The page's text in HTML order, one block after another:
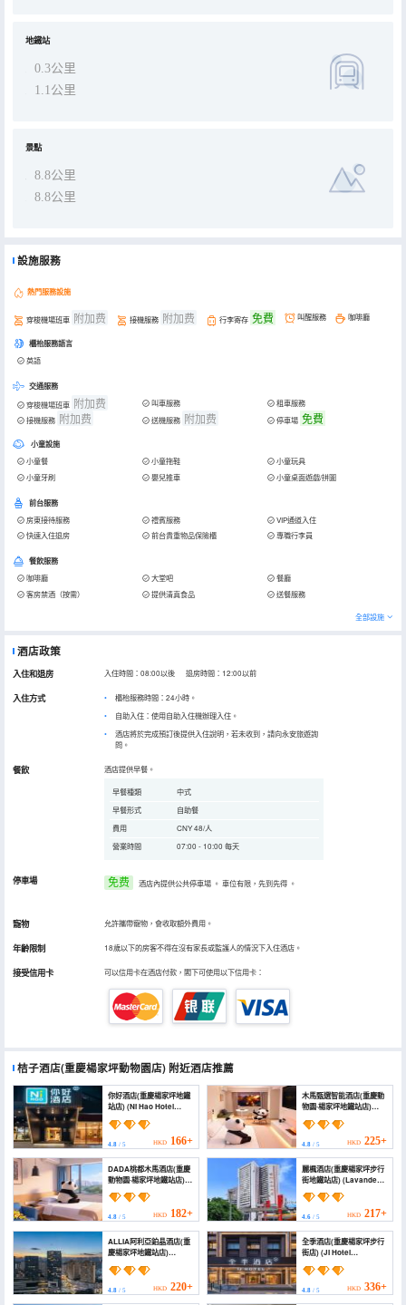
地鐵站
0.3公里
1.1公里
景點
8.8公里
8.8公里
設施服務
熱門服務設施
穿梭機場班車 附加费 接機服務 附加费 行李寄存 免費 叫醒服務 咖啡廳
櫃枱服務語言
英語
交通服務
穿梭機場班車 附加费 叫車服務
租車服務
接機服務 附加费 送機服務 附加费 停車場 免費
小童設施
小童餐 小童拖鞋
小童玩具
小童牙刷
嬰兒推車 小童桌面遊戲/拼圖
前台服務
房東接待服務 禮賓服務
VIP通道入住
快速入住退房
前台貴重物品保險櫃 專職行李員
餐飲服務
咖啡廳 大堂吧
餐廳
客房禁酒（按需）
提供清真食品 送餐服務
全部設施
酒店政策
入住和退房 入住時間：08:00以後 退房時間：12:00以前
入住方式
櫃枱服務時間：24小時。
自助入住：使用自助入住機辦理入住。
酒店將於完成預訂後提供入住說明，若未收到，請向永安旅遊詢
問。
餐飲 酒店提供早餐。
早餐種類
中式
早餐形式
自助餐
費用
CNY 48/人
營業時間
07:00 - 10:00 每天
停車場 免费 酒店內提供公共停車場 。 車位有限，先到先得 。
寵物 允許攜帶寵物，會收取額外費用。
年齡限制 18歲以下的房客不得在沒有家長或監護人的情況下入住酒店。
接受信用卡 可以信用卡在酒店付款，閣下可使用以下信用卡：
桔子酒店(重慶楊家坪動物園店) 附近酒店推薦
你好酒店(重慶楊家坪地鐵
站店) (Ni Hao Hotel
Subway Station))
4.8 / 5 HKD 166+
木馬甄選智能酒店(重慶動
物園·楊家坪地鐵站店)
Hotel (Yangjiaping
Metro & Chongqing
Zoo))
4.8/ 5 HKD 225+
DADA桃都木馬酒店(重慶
動物園·楊家坪地鐵站店)
(DADA Taodu Trojan
Horse Hotel
(Chongqing Zoo ·
Yangjiaping Metro
Station Branch))
4.8 / 5 HKD 182+
麗楓酒店(重慶楊家坪步行
街地鐵站店) (Lavande
Hotel (Chongqing
Yangjiaping Pedestrian
Street Metro Station))
4.6/ 5 HKD 217+
ALLIA阿利亞鉑晶酒店(重
慶楊家坪地鐵站店)
Hotel (Chongqing
Yangjiaping Metro
Station Branch))
4.8 / 5 HKD 220+
全季酒店(重慶楊家坪步行
街店) (JI Hotel
Pedestrian Street))
4.8/ 5 HKD 336+